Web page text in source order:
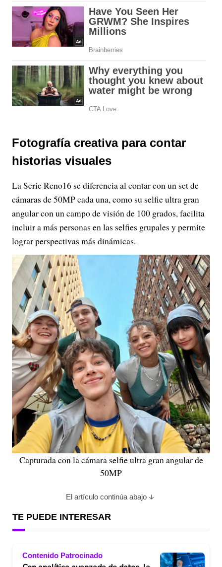
Fotografía creativa para contar
historias visuales
La Serie Reno16 se diferencia al contar con un set de
cámaras de 50MP cada una, como su selfie ultra gran
angular con un campo de visión de 100 grados, facilita
incluir a más personas en las selfies grupales y permite
lograr perspectivas más dinámicas.
Capturada con la cámara selfie ultra gran angular de
50MP
El artículo continúa abajo
TE PUEDE INTERESAR
Contenido Patrocinado